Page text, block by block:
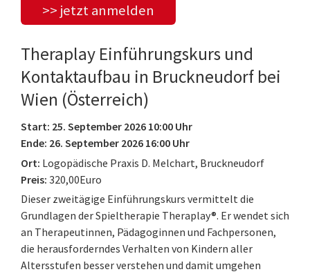
>> jetzt anmelden
Theraplay Einführungskurs und
Kontaktaufbau in Bruckneudorf bei
Wien (Österreich)
Start: 25. September 2026 10:00 Uhr
Ende: 26. September 2026 16:00 Uhr
Ort: Logopädische Praxis D. Melchart, Bruckneudorf
Preis: 320,00Euro
Dieser zweitägige Einführungskurs vermittelt die
Grundlagen der Spieltherapie Theraplay®. Er wendet sich
an Therapeutinnen, Pädagoginnen und Fachpersonen,
die herausforderndes Verhalten von Kindern aller
Altersstufen besser verstehen und damit umgehen